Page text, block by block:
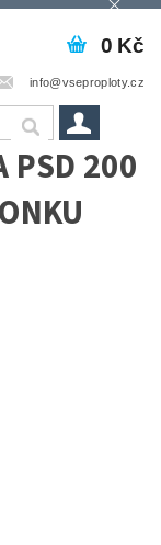
info@vseproploty.cz
0 Kč
PSD 200